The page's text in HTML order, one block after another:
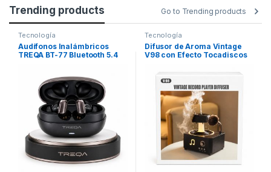
Trending products Go to Trending products
Tecnología
Audífonos Inalámbricos
TREQA BT-77 Bluetooth 5.4
Tecnología
Difusor de Aroma Vintage
V98 con Efecto Tocadiscos